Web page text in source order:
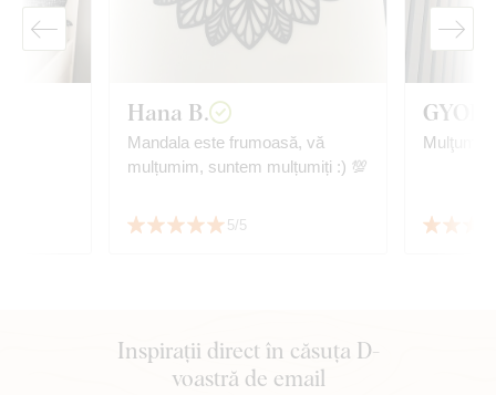
Hana B.
Mandala este frumoasă, vă
mulțumim, suntem mulțumiți :) 💯
5/5
Inspirații direct în căsuța D-
voastră de email